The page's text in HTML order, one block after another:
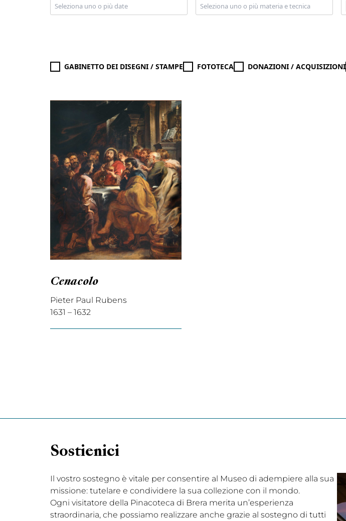
GABINETTO DEI DISEGNI / STAMPE FOTOTECA DONAZIONI / ACQUISIZIONI
Cenacolo
Pieter Paul Rubens
1631 – 1632
Sostienici
Il vostro sostegno è vitale per consentire al Museo di adempiere alla sua
missione: tutelare e condividere la sua collezione con il mondo.
Ogni visitatore della Pinacoteca di Brera merita un’esperienza
straordinaria, che possiamo realizzare anche grazie al sostegno di tutti